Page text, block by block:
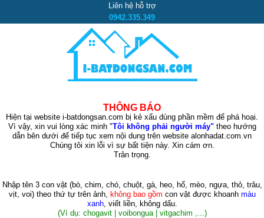
Liên hệ hỗ trợ
0942.335.349
THÔNG BÁO
Hiện tại website i-batdongsan.com bị kẻ xấu dùng phần mềm để phá hoại.
Vì vậy, xin vui lòng xác minh "Tôi không phải người máy"theo hướng
dẫn bên dưới để tiếp tục xem nội dung trên website alonhadat.com.vn
Chúng tôi xin lỗi vì sự bất tiện này. Xin cám ơn.
Trân trọng.
Nhập tên 3 con vật (bò, chim, chó, chuột, gà, heo, hổ, mèo, ngựa, thỏ, trâu,
vịt, voi)theo thứ tự trên ảnh, không bao gồm con vật được khoanh màu
xanh, viết liền, không dấu.
(Ví dụ: chogavit | voibongua | vitgachim ,...)